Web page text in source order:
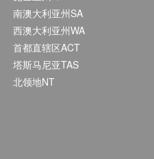
南澳大利亚州SA
西澳大利亚州WA
首都直辖区ACT
塔斯马尼亚TAS
北领地NT